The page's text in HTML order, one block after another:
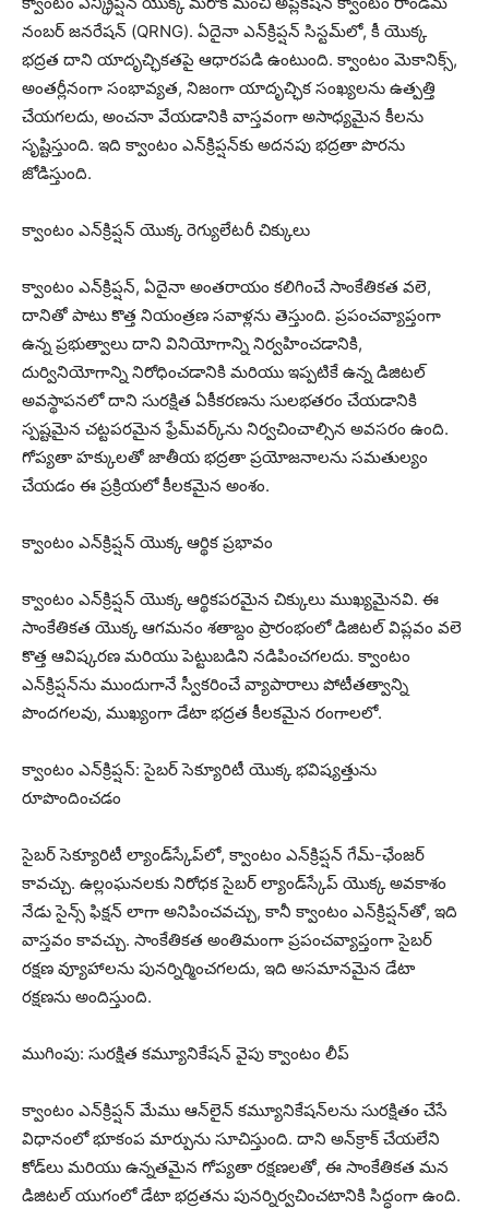
నంబర్ జనరేషన్ (QRNG). ఏదైనా ఎన్‌క్రిప్షన్ సిస్టమ్‌లో, కీ యొక్క
భద్రత దాని యాదృచ్ఛికతపై ఆధారపడి ఉంటుంది. క్వాంటం మెకానిక్స్,
అంతర్లీనంగా సంభావ్యత, నిజంగా యాదృచ్ఛిక సంఖ్యలను ఉత్పత్తి
చేయగలదు, అంచనా వేయడానికి వాస్తవంగా అసాధ్యమైన కీలను
సృష్టిస్తుంది. ఇది క్వాంటం ఎన్‌క్రిప్షన్‌కు అదనపు భద్రతా పొరను
జోడిస్తుంది.
క్వాంటం ఎన్‌క్రిప్షన్ యొక్క రెగ్యులేటరీ చిక్కులు
క్వాంటం ఎన్‌క్రిప్షన్, ఏదైనా అంతరాయం కలిగించే సాంకేతికత వలె,
దానితో పాటు కొత్త నియంత్రణ సవాళ్లను తెస్తుంది. ప్రపంచవ్యాప్తంగా
ఉన్న ప్రభుత్వాలు దాని వినియోగాన్ని నిర్వహించడానికి,
దుర్వినియోగాన్ని నిరోధించడానికి మరియు ఇప్పటికే ఉన్న డిజిటల్
అవస్థాపనలో దాని సురక్షిత ఏకీకరణను సులభతరం చేయడానికి
స్పష్టమైన చట్టపరమైన ఫ్రేమ్‌వర్క్‌ను నిర్వచించాల్సిన అవసరం ఉంది.
గోప్యతా హక్కులతో జాతీయ భద్రతా ప్రయోజనాలను సమతుల్యం
చేయడం ఈ ప్రక్రియలో కీలకమైన అంశం.
క్వాంటం ఎన్‌క్రిప్షన్ యొక్క ఆర్థిక ప్రభావం
క్వాంటం ఎన్‌క్రిప్షన్ యొక్క ఆర్థికపరమైన చిక్కులు ముఖ్యమైనవి. ఈ
సాంకేతికత యొక్క ఆగమనం శతాబ్దం ప్రారంభంలో డిజిటల్ విప్లవం వలె
కొత్త ఆవిష్కరణ మరియు పెట్టుబడిని నడిపించగలదు. క్వాంటం
ఎన్‌క్రిప్షన్‌ను ముందుగానే స్వీకరించే వ్యాపారాలు పోటీతత్వాన్ని
పొందగలవు, ముఖ్యంగా డేటా భద్రత కీలకమైన రంగాలలో.
క్వాంటం ఎన్‌క్రిప్షన్: సైబర్‌ సెక్యూరిటీ యొక్క భవిష్యత్తును
రూపొందించడం
సైబర్‌ సెక్యూరిటీ ల్యాండ్‌స్కేప్‌లో, క్వాంటం ఎన్‌క్రిప్షన్ గేమ్-ఛేంజర్
కావచ్చు. ఉల్లంఘనలకు నిరోధక సైబర్ ల్యాండ్‌స్కేప్ యొక్క అవకాశం
నేడు సైన్స్ ఫిక్షన్ లాగా అనిపించవచ్చు, కానీ క్వాంటం ఎన్‌క్రిప్షన్‌తో, ఇది
వాస్తవం కావచ్చు. సాంకేతికత అంతిమంగా ప్రపంచవ్యాప్తంగా సైబర్
రక్షణ వ్యూహాలను పునర్నిర్మించగలదు, ఇది అసమానమైన డేటా
రక్షణను అందిస్తుంది.
ముగింపు: సురక్షిత కమ్యూనికేషన్ వైపు క్వాంటం లీప్
క్వాంటం ఎన్‌క్రిప్షన్ మేము ఆన్‌లైన్ కమ్యూనికేషన్‌లను సురక్షితం చేసే
విధానంలో భూకంప మార్పును సూచిస్తుంది. దాని అన్‌క్రాక్ చేయలేని
కోడ్‌లు మరియు ఉన్నతమైన గోప్యతా రక్షణలతో, ఈ సాంకేతికత మన
డిజిటల్ యుగంలో డేటా భద్రతను పునర్నిర్వచించటానికి సిద్ధంగా ఉంది.